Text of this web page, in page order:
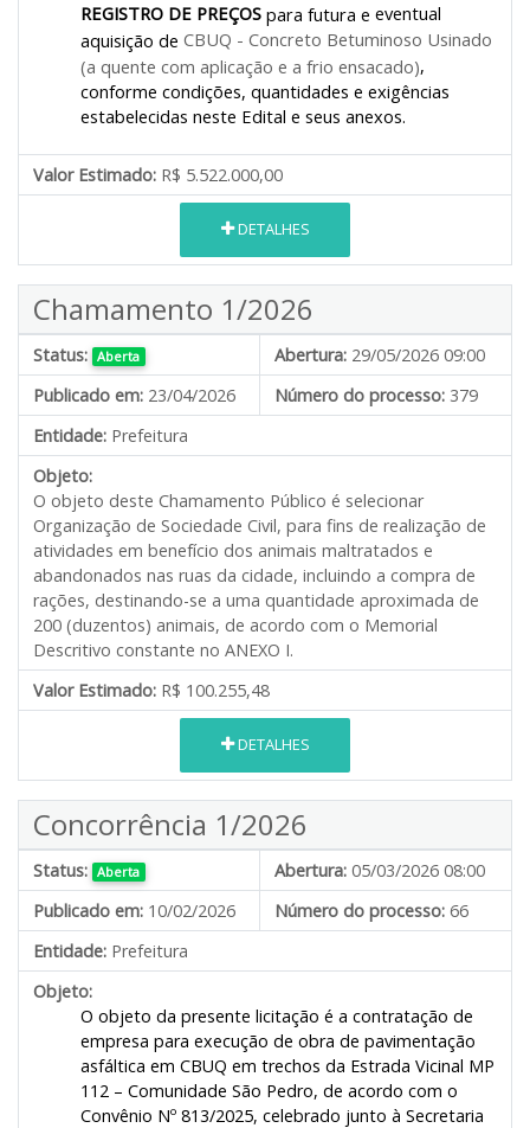
REGISTRO DE PREÇOS para futura e eventual
aquisição de CBUQ - Concreto Betuminoso Usinado
(a quente com aplicação e a frio ensacado),
conforme condições, quantidades e exigências
estabelecidas neste Edital e seus anexos.
Valor Estimado: R$ 5.522.000,00
DETALHES
Chamamento 1/2026
Status: Aberta Abertura: 29/05/2026 09:00
Publicado em: 23/04/2026 Número do processo: 379
Entidade: Prefeitura
Objeto:
O objeto deste Chamamento Público é selecionar
Organização de Sociedade Civil, para fins de realização de
atividades em benefício dos animais maltratados e
abandonados nas ruas da cidade, incluindo a compra de
rações, destinando-se a uma quantidade aproximada de
200 (duzentos) animais, de acordo com o Memorial
Descritivo constante no ANEXO I.
Valor Estimado: R$ 100.255,48
DETALHES
Concorrência 1/2026
Status: Aberta Abertura: 05/03/2026 08:00
Publicado em: 10/02/2026 Número do processo: 66
Entidade: Prefeitura
Objeto:
O objeto da presente licitação é a contratação de
empresa para execução de obra de pavimentação
asfáltica em CBUQ em trechos da Estrada Vicinal MP
112 – Comunidade São Pedro, de acordo com o
Convênio Nº 813/2025, celebrado junto à Secretaria